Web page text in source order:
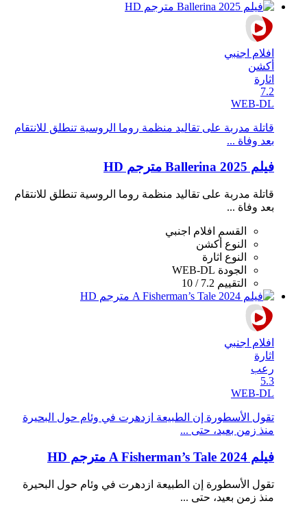
افلام اجنبي
أكشن
اثارة
7.2
WEB-DL
قاتلة مدربة على تقاليد منظمة روما الروسية تنطلق للانتقام
بعد وفاة ...
فيلم Ballerina 2025 مترجم HD
قاتلة مدربة على تقاليد منظمة روما الروسية تنطلق للانتقام
بعد وفاة ...
القسم
افلام اجنبي
النوع أكشن
النوع اثارة
الجودة WEB-DL
التقييم 7.2 / 10
افلام اجنبي
اثارة
رعب
5.3
WEB-DL
تقول الأسطورة إن الطبيعة ازدهرت في وئام حول البحيرة
منذ زمن بعيد، حتى ...
فيلم A Fisherman’s Tale 2024 مترجم HD
تقول الأسطورة إن الطبيعة ازدهرت في وئام حول البحيرة
منذ زمن بعيد، حتى ...